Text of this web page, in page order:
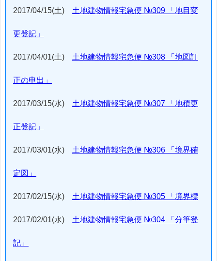
2017/04/15(土) 土地建物情報宅急便 №309 「地目変
更登記」
2017/04/01(土) 土地建物情報宅急便 №308 「地図訂
正の申出」
2017/03/15(水) 土地建物情報宅急便 №307 「地積更
正登記」
2017/03/01(水) 土地建物情報宅急便 №306 「境界確
定図」
2017/02/15(水) 土地建物情報宅急便 №305 「境界標
2017/02/01(水) 土地建物情報宅急便 №304 「分筆登
記」